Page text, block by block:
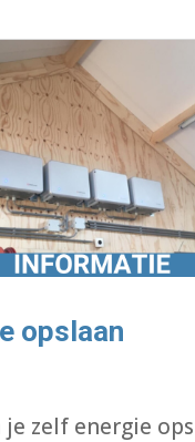
opslaan
je zelf energie